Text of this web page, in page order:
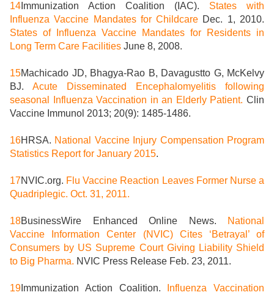
14 Immunization Action Coalition (IAC). States with
Influenza Vaccine Mandates for Childcare Dec. 1, 2010.
States of Influenza Vaccine Mandates for Residents in
Long Term Care Facilities June 8, 2008.
15Machicado JD, Bhagya-Rao B, Davagustto G, McKelvy
BJ. Acute Disseminated Encephalomyelitis following
seasonal Influenza Vaccination in an Elderly Patient. Clin
Vaccine Immunol 2013; 20(9): 1485-1486.
16HRSA. National Vaccine Injury Compensation Program
Statistics Report for January 2015.
17NVIC.org. Flu Vaccine Reaction Leaves Former Nurse a
Quadriplegic. Oct. 31, 2011.
18BusinessWire Enhanced Online News.
National
Vaccine Information Center (NVIC) Cites ‘Betrayal’ of
Consumers by US Supreme Court Giving Liability Shield
to Big Pharma. NVIC Press Release Feb. 23, 2011.
19 Immunization Action Coalition. Influenza Vaccination